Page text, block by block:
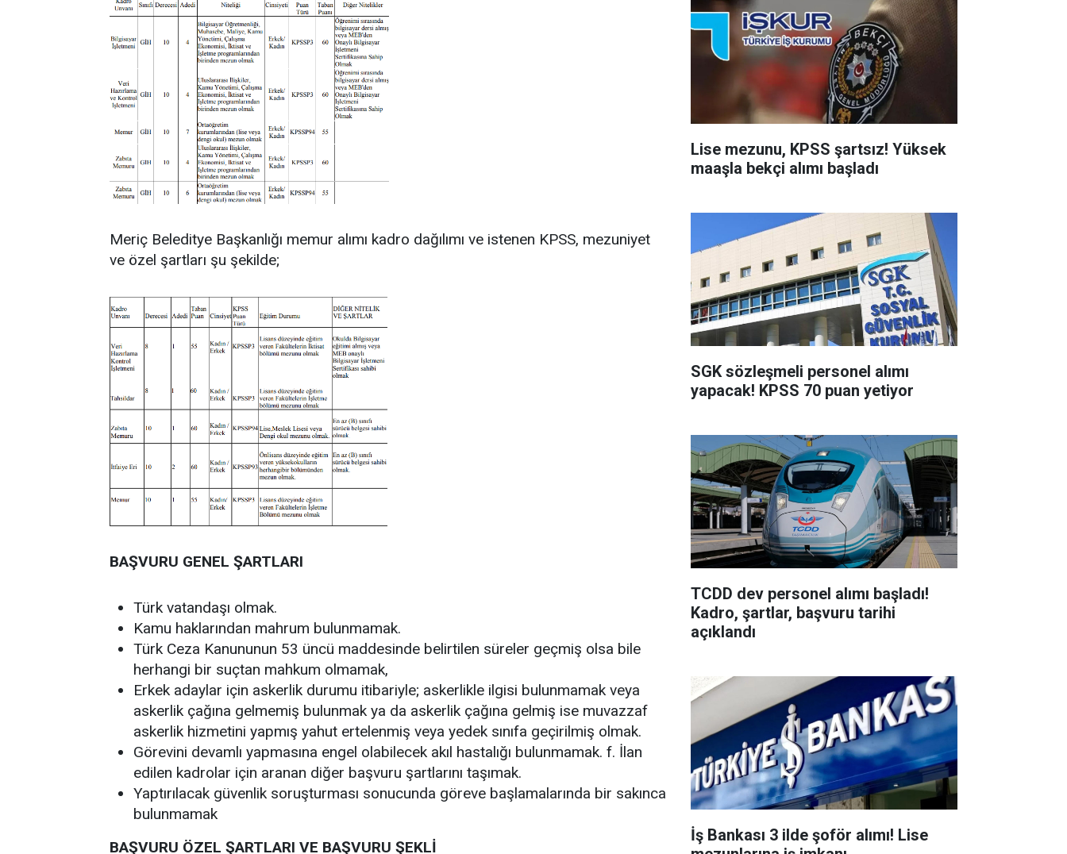
Meriç Beleditye Başkanlığı memur alımı kadro dağılımı ve istenen KPSS, mezuniyet
ve özel şartları şu şekilde;
BAŞVURU GENEL ŞARTLARI
Türk vatandaşı olmak.
Kamu haklarından mahrum bulunmamak.
Türk Ceza Kanununun 53 üncü maddesinde belirtilen süreler geçmiş olsa bile
herhangi bir suçtan mahkum olmamak,
Erkek adaylar için askerlik durumu itibariyle; askerlikle ilgisi bulunmamak veya
askerlik çağına gelmemiş bulunmak ya da askerlik çağına gelmiş ise muvazzaf
askerlik hizmetini yapmış yahut ertelenmiş veya yedek sınıfa geçirilmiş olmak.
Görevini devamlı yapmasına engel olabilecek akıl hastalığı bulunmamak. f. İlan
edilen kadrolar için aranan diğer başvuru şartlarını taşımak.
Yaptırılacak güvenlik soruşturması sonucunda göreve başlamalarında bir sakınca
bulunmamak
BAŞVURU ÖZEL ŞARTLARI VE BAŞVURU ŞEKLİ
Lise mezunu, KPSS şartsız! Yüksek
maaşla bekçi alımı başladı
SGK sözleşmeli personel alımı
yapacak! KPSS 70 puan yetiyor
TCDD dev personel alımı başladı!
Kadro, şartlar, başvuru tarihi
açıklandı
İş Bankası 3 ilde şoför alımı! Lise